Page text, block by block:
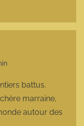
battus.
marraine,
autour des